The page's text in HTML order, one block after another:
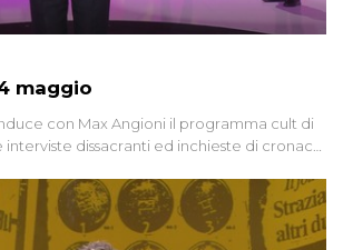
maggio
con Max Angioni il programma cult di
dissacranti ed inchieste di cronaca